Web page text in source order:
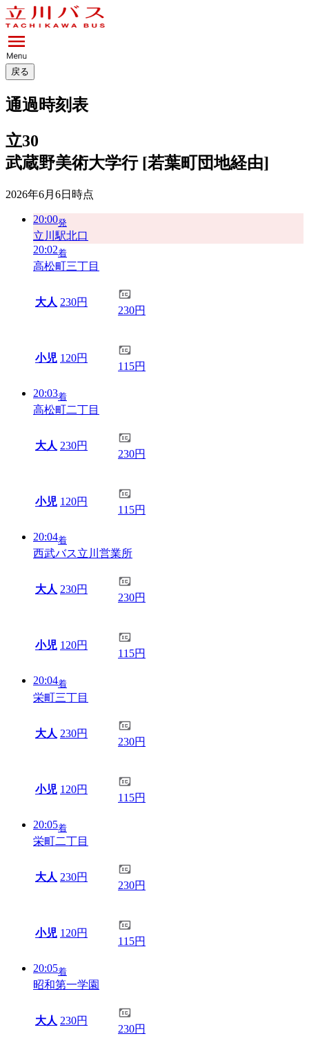
戻る
通過時刻表
立30
武蔵野美術大学行 [若葉町団地経由]
2026年6月6日 時点
20:00発
立川駅北口
20:02着
高松町三丁目
大人 230円
230円
小児 120円
115円
20:03着
高松町二丁目
大人 230円
230円
小児 120円
115円
20:04着
西武バス立川営業所
大人 230円
230円
小児 120円
115円
20:04着
栄町三丁目
大人 230円
230円
小児 120円
115円
20:05着
栄町二丁目
大人 230円
230円
小児 120円
115円
20:05着
昭和第一学園
大人 230円
230円